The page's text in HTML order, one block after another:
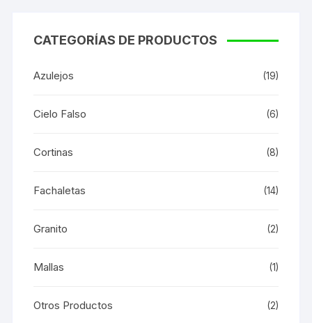
CATEGORÍAS DE PRODUCTOS
Azulejos (19)
Cielo Falso (6)
Cortinas (8)
Fachaletas (14)
Granito (2)
Mallas (1)
Otros Productos (2)